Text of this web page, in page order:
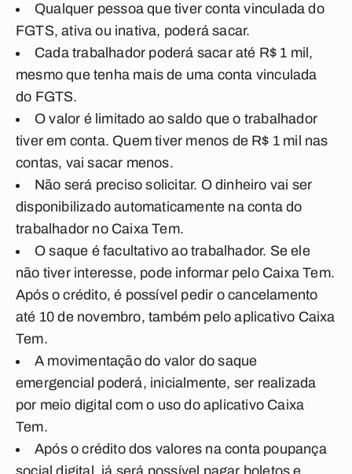
Qualquer pessoa que tiver conta vinculada do
FGTS, ativa ou inativa, poderá sacar.
Cada trabalhador poderá sacar até R$ 1 mil,
mesmo que tenha mais de uma conta vinculada
do FGTS.
O valor é limitado ao saldo que o trabalhador
tiver em conta. Quem tiver menos de R$ 1 mil nas
contas, vai sacar menos.
Não será preciso solicitar. O dinheiro vai ser
disponibilizado automaticamente na conta do
trabalhador no Caixa Tem.
O saque é facultativo ao trabalhador. Se ele
não tiver interesse, pode informar pelo Caixa Tem.
Após o crédito, é possível pedir o cancelamento
até 10 de novembro, também pelo aplicativo Caixa
Tem.
A movimentação do valor do saque
emergencial poderá, inicialmente, ser realizada
por meio digital com o uso do aplicativo Caixa
Tem.
Após o crédito dos valores na conta poupança
social digital, já será possível pagar boletos e